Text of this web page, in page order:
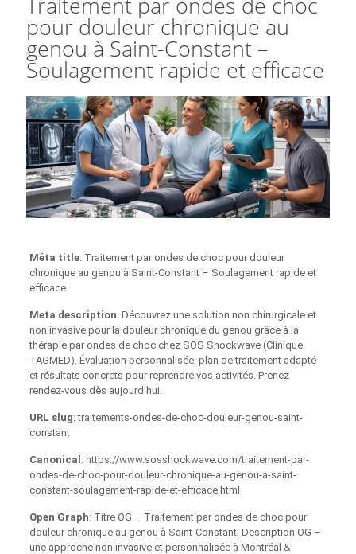
pour douleur chronique au
genou à Saint-Constant –
Soulagement rapide et efficace
Méta title: Traitement par ondes de choc pour douleur
chronique au genou à Saint-Constant – Soulagement rapide et
efficace
Meta description: Découvrez une solution non chirurgicale et
non invasive pour la douleur chronique du genou grâce à la
thérapie par ondes de choc chez SOS Shockwave (Clinique
TAGMED). Évaluation personnalisée, plan de traitement adapté
et résultats concrets pour reprendre vos activités. Prenez
rendez‑vous dès aujourd’hui.
URL slug: traitements-ondes-de-choc-douleur-genou-saint-
constant
Canonical : https://www.sosshockwave.com/traitement-par-
ondes-de-choc-pour-douleur-chronique-au-genou-a-saint-
constant-soulagement-rapide-et-efficace.html
Open Graph: Titre OG – Traitement par ondes de choc pour
douleur chronique au genou à Saint-Constant; Description OG –
une approche non invasive et personnalisée à Montréal &